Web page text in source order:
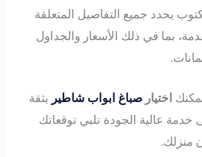
يحدد جميع التفاصيل المتعلقة
بما في ذلك الأسعار والجداول
اختيارصباغ ابواب شاطير بثقة
عالية الجودة تلبي توقعاتك
منزلك.